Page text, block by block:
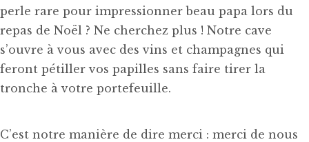
perle rare pour impressionner beau papa lors du
repas de Noël ? Ne cherchez plus ! Notre cave
s’ouvre à vous avec des vins et champagnes qui
feront pétiller vos papilles sans faire tirer la
tronche à votre portefeuille.
C’est notre manière de dire merci : merci de nous